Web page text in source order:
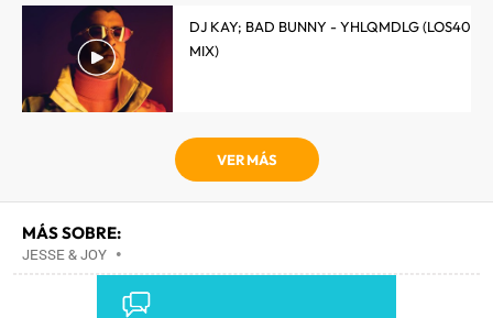
DJ KAY; BAD BUNNY - YHLQMDLG (LOS40
MIX)
VER MÁS
MÁS SOBRE:
JESSE & JOY •